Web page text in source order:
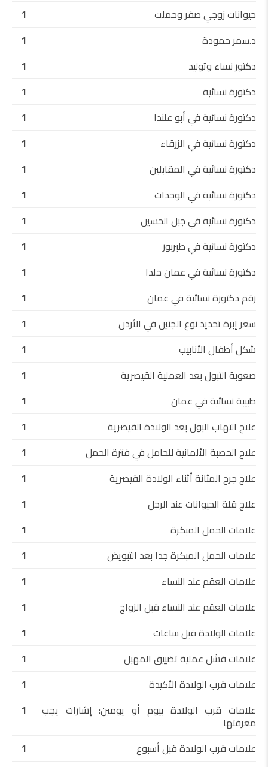
حيوانات زوجي صفر وحملت
1
د.سمر حمودة
1
دكتور نساء وتوليد
1
دكتورة نسائية
1
دكتورة نسائية في أبو علندا
1
دكتورة نسائية في الزرقاء
1
دكتورة نسائية في المقابلين
1
دكتورة نسائية في الوحدات
1
دكتورة نسائية في جبل الحسين
1
دكتورة نسائية في طبربور
1
دكتورة نسائية في عمان خلدا
1
رقم دكتورة نسائية في عمان
1
سعر إبرة تحديد نوع الجنين في الأردن
1
شكل أطفال الأنابيب
1
صعوبة التبول بعد العملية القيصرية
1
طبيبة نسائية في عمان
1
علاج التهاب البول بعد الولادة القيصرية
1
علاج الحصبة الألمانية للحامل في فترة الحمل
1
علاج جرح المثانة أثناء الولادة القيصرية
1
علاج قلة الحيوانات عند الرجل
1
علامات الحمل المبكرة
1
علامات الحمل المبكرة جدا بعد التبويض
1
علامات العقم عند النساء
1
علامات العقم عند النساء قبل الزواج
1
علامات الولادة قبل ساعات
1
علامات فشل عملية تضييق المهبل
1
علامات قرب الولادة الأكيدة
1
علامات قرب الولادة بيوم أو يومين: إشارات يجب
معرفتها
1
علامات قرب الولادة قبل أسبوع
1